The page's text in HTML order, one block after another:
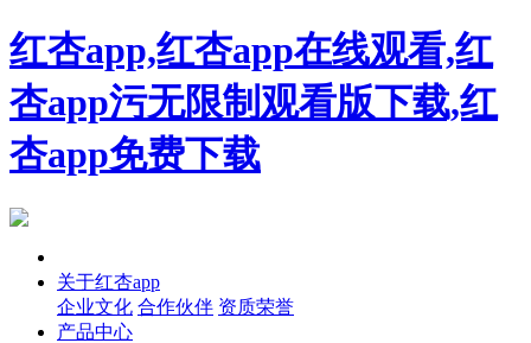
红杏app,红杏app在线观看,红
杏app污无限制观看版下载,红
杏app免费下载
关于红杏app
企业文化 合作伙伴 资质荣誉
产品中心